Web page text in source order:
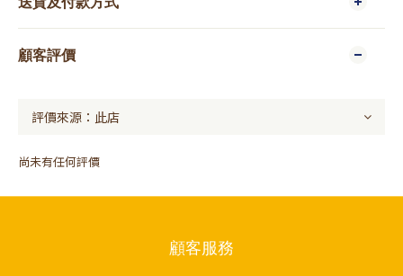
顧客評價
尚未有任何評價
顧客服務